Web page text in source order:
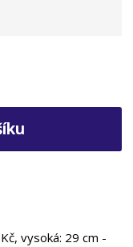
vysoká: 29 cm -